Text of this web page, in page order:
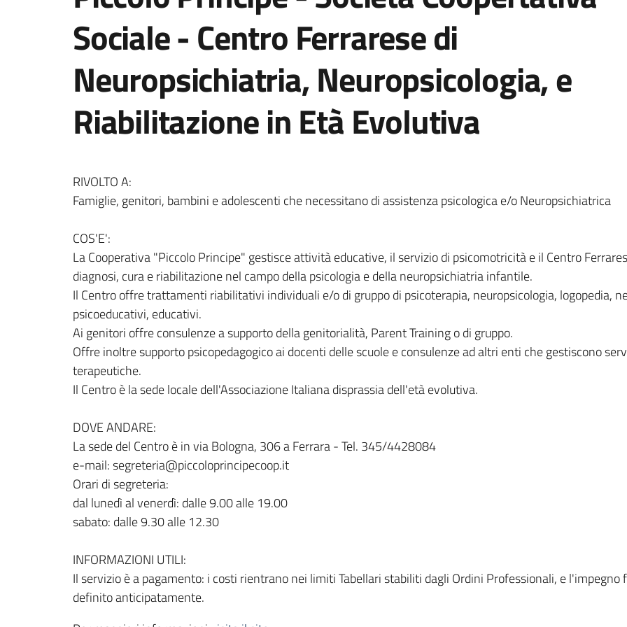
Sociale - Centro Ferrarese di
Neuropsichiatria, Neuropsicologia, e
Riabilitazione in Età Evolutiva
RIVOLTO A:
Famiglie, genitori, bambini e adolescenti che necessitano di assistenza psicologica e/o Neuropsichiatrica
COS'E':
La Cooperativa "Piccolo Principe" gestisce attività educative, il servizio di psicomotricità e il Centro
diagnosi, cura e riabilitazione nel campo della psicologia e della neuropsichiatria infantile.
Il Centro offre trattamenti riabilitativi individuali e/o di gruppo di psicoterapia, neuropsicologia, logopedia,
psicoeducativi, educativi.
Ai genitori offre consulenze a supporto della genitorialità, Parent Training o di gruppo.
Offre inoltre supporto psicopedagogico ai docenti delle scuole e consulenze ad altri enti che gestiscono
terapeutiche.
Il Centro è la sede locale dell'Associazione Italiana disprassia dell'età evolutiva.
DOVE ANDARE:
La sede del Centro è in via Bologna, 306 a Ferrara - Tel. 345/4428084
e-mail: segreteria@piccoloprincipecoop.it
Orari di segreteria:
dal lunedì al venerdì: dalle 9.00 alle 19.00
sabato: dalle 9.30 alle 12.30
INFORMAZIONI UTILI:
Il servizio è a pagamento: i costi rientrano nei limiti Tabellari stabiliti dagli Ordini Professionali, e
definito anticipatamente.